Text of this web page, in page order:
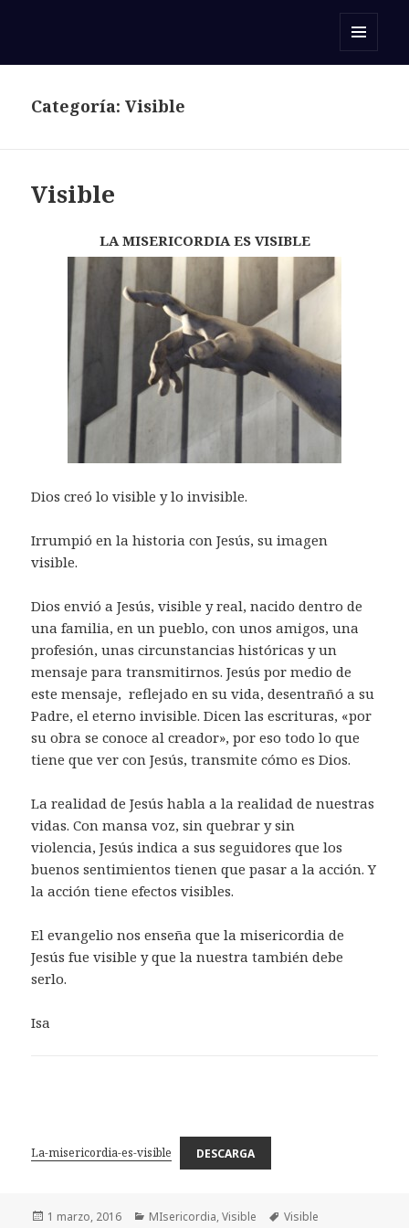
Categoría:Visible
Visible
LA MISERICORDIA ES VISIBLE
Dios creó lo visible y lo invisible.
Irrumpió en la historia con Jesús, su imagen
visible.
Dios envió a Jesús, visible y real, nacido dentro de
una familia, en un pueblo, con unos amigos, una
profesión, unas circunstancias históricas y un
mensaje para transmitirnos.Jesús por medio de
este mensaje, reflejado en su vida, desentrañó a su
Padre, el eterno invisible. Dicen las escrituras, «por
su obra se conoce al creador», por eso todo lo que
tiene que ver con Jesús, transmite cómo es Dios.
La realidad de Jesús habla a la realidad de nuestras
vidas. Con mansa voz, sin quebrar y sin
violencia, Jesús indica a sus seguidores que los
buenos sentimientos tienen que pasar a la acción. Y
la acción tiene efectos visibles.
El evangelio nos enseña que la misericordia de
Jesús fue visible y que la nuestra también debe
serlo.
Isa
La-misericordia-es-visible DESCARGA
Publicado
1 marzo, 2016 Categorías
MIsericordia,Visible Etiquetas
Visible